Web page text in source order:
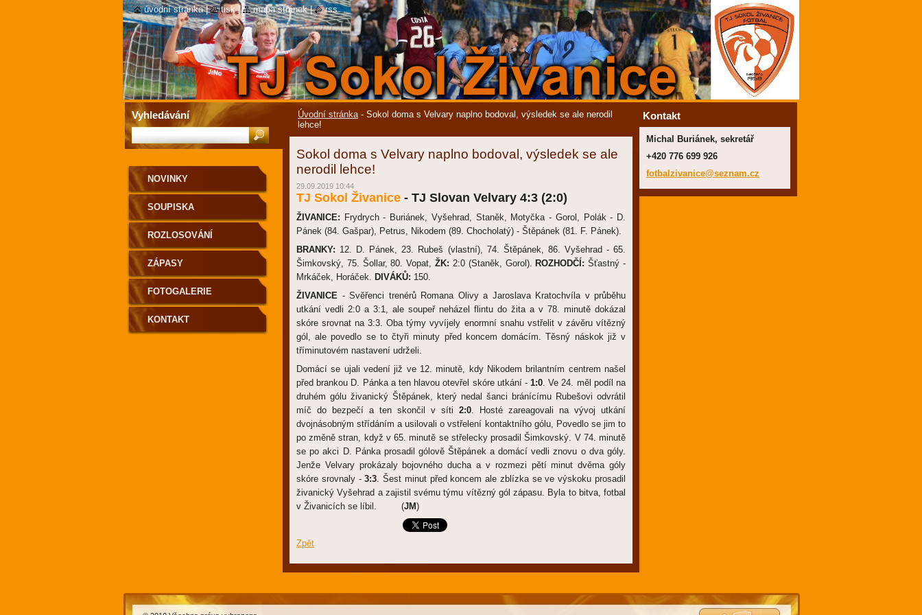
Úvodní stránka - Sokol doma s Velvary naplno bodoval, výsledek se ale nerodil
lehce!
Sokol doma s Velvary naplno bodoval, výsledek se ale
nerodil lehce!
29.09.2019 10:44
TJ Sokol Živanice - TJ Slovan Velvary 4:3 (2:0)
ŽIVANICE: Frydrych - Buriánek, Vyšehrad, Staněk, Motyčka - Gorol, Polák - D.
Pánek (84. Gašpar), Petrus, Nikodem (89. Chocholatý) - Štěpánek (81. F. Pánek).
BRANKY: 12. D. Pánek, 23. Rubeš (vlastní), 74. Štěpánek, 86. Vyšehrad - 65.
Šimkovský, 75. Šollar, 80. Vopat,ŽK: 2:0 (Staněk, Gorol). ROZHODČÍ: Šťastný -
Mrkáček, Horáček. DIVÁKŮ: 150.
ŽIVANICE - Svěřenci trenérů Romana Olivy a Jaroslava Kratochvíla v průběhu
utkání vedli 2:0 a 3:1, ale soupeř neházel flintu do žita a v 78. minutě dokázal
skóre srovnat na 3:3. Oba týmy vyvíjely enormní snahu vstřelit v závěru vítězný
gól, ale povedlo se to čtyři minuty před koncem domácím. Těsný náskok již v
tříminutovém nastavení udrželi.
Domácí se ujali vedení již ve 12. minutě, kdy Nikodem brilantním centrem našel
před brankou D. Pánka a ten hlavou otevřel skóre utkání -1:0. Ve 24. měl podíl na
druhém gólu živanický Štěpánek, který nedal šanci bránícímu Rubešovi odvrátil
míč do bezpečí a ten skončil v síti 2:0. Hosté zareagovali na vývoj utkání
dvojnásobným střídáním a usilovali o vstřelení kontaktního gólu, Povedlo se jim to
po změně stran, když v 65. minutě se střelecky prosadil Šimkovský. V 74. minutě
se po akci D. Pánka prosadil gólově Štěpánek a domácí vedli znovu o dva góly.
Jenže Velvary prokázaly bojovného ducha a v rozmezi pětí minut dvěma góly
skóre srovnaly -3:3. Šest minut před koncem ale zblízka se ve výskoku prosadil
živanický Vyšehrad a zajistil svému týmu vítězný gól zápasu. Byla to bitva, fotbal
v Živanicích se líbil. (JM)
Zpět
NOVINKY
SOUPISKA
ROZLOSOVÁNÍ
ZÁPASY
FOTOGALERIE
KONTAKT
Kontakt
Michal Buriánek, sekretář
+420 776 699 926
fotbalzivanice@seznam.cz
Vyhledávání
úvodní stránka | tisk | mapa stránek | rss